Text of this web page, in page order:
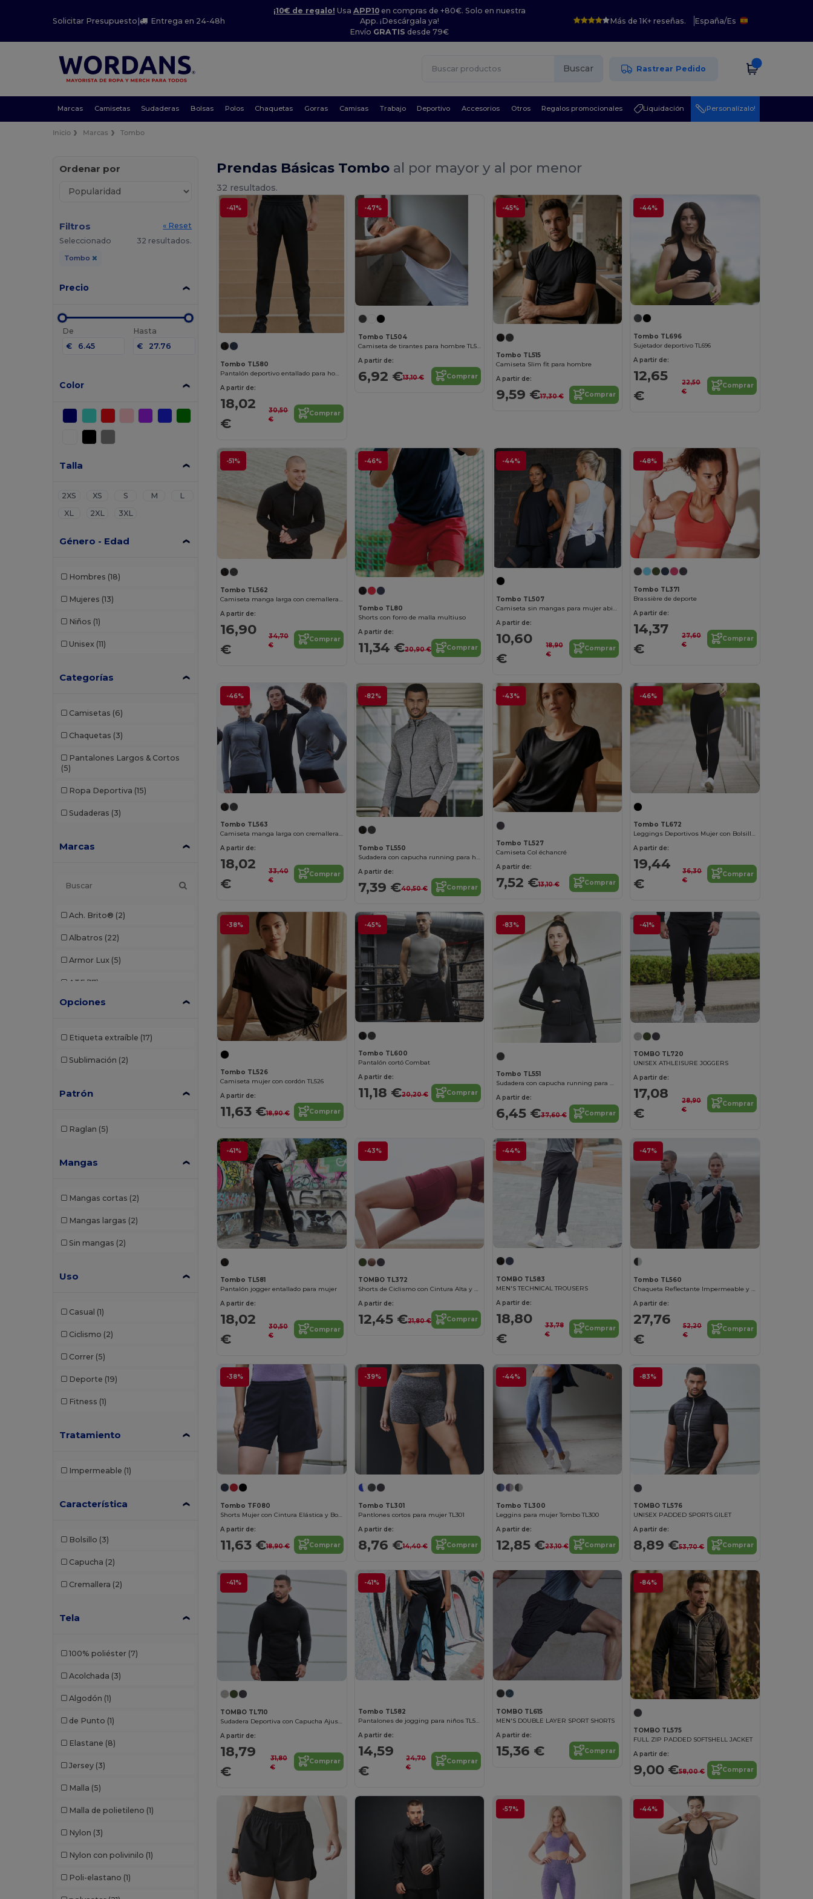
Solicitar Presupuesto | Entrega en 24-48h
¡10€ de regalo! Usa APP10en compras de +80€. Solo en nuestra
App. ¡Descárgala ya!
Envío GRATIS desde 79€
Más de 1K+ reseñas. España/Es
Buscar Rastrear Pedido
Marcas Camisetas Sudaderas Bolsas Polos Chaquetas Gorras Camisas Trabajo Deportivo Accesorios Otros Regalos promocionales Liquidación ¡Personalízalo!
Inicio Marcas Tombo
Ordenar por
Filtros
« Reset
Seleccionado
32 resultados.
Tombo
Precio
De
€
Hasta
€
Color
Talla
2XS XS S M
L
XL
2XL 3XL
Género - Edad
Hombres (18)
Mujeres (13)
Niños (1)
Unisex (11)
Categorías
Camisetas (6)
Chaquetas (3)
Pantalones Largos & Cortos
(5)
Ropa Deportiva (15)
Sudaderas (3)
Marcas
Ach. Brito® (2)
Albatros (22)
Armor Lux (5)
ATF (17)
Atlantis (102)
AWDis So Denim
B&C Pro
Bata Industrials
Bella+Canvas
Black&Match
(8)
Brook Taverner
Build Your Brand
Carhartt (12)
CG International
Cherokee (4)
Chipolo (2)
Crocs (3)
Dickies (8)
Dickies Medical
Digital Transfer
Ecologie (8)
Egotier (1257)
EgotierPro
Ekston (10)
Elevate (25)
Elevate Essentials (34)
Elevate Life (51)
Opciones
Etiqueta extraíble (17)
Sublimación (2)
Patrón
Raglan (5)
Mangas
Mangas cortas (2)
Mangas largas (2)
Sin mangas (2)
Uso
Casual (1)
Ciclismo (2)
Correr (5)
Deporte (19)
Fitness (1)
Tratamiento
Impermeable (1)
Característica
Bolsillo (3)
Capucha (2)
Cremallera (2)
Tela
100% poliéster (7)
Acolchada (3)
Algodón (1)
de Punto (1)
Elastane (8)
Jersey (3)
Malla (5)
Malla de polietileno (1)
Nylon (3)
Nylon con polivinilo (1)
Poli-elastano (1)
Prendas Básicas Tombo al por mayor y al por menor
32 resultados.
-41%
Tombo TL580
A partir de:
18,02
€
30,50
€
Comprar
-47%
Tombo TL504
Camiseta de tirantes para hombre TL504
A partir de:
6,92 €13,10 € Comprar
-45%
Tombo TL515
Camiseta Slim fit para hombre
A partir de:
9,59 €17,30 € Comprar
-44%
Tombo TL696
Sujetador deportivo TL696
A partir de:
12,65
€
22,50
€
Comprar
-51%
Tombo TL562
Camiseta manga larga con cremallera ¼
A partir de:
16,90
€
34,70
€
Comprar
-46%
Tombo TL80
Shorts con forro de malla multiuso
A partir de:
11,34 €20,90 € Comprar
-44%
Tombo TL507
Camiseta sin mangas para mujer abierta por detrás TL507
A partir de:
10,60
€
18,90
€
Comprar
-48%
Tombo TL371
Brassière de deporte
A partir de:
14,37
€
27,60
€
Comprar
-46%
Tombo TL563
Camiseta manga larga con cremallera ¼ para mujer
A partir de:
18,02
€
33,40
€
Comprar
-82%
Tombo TL550
Sudadera con capucha running para hombre
A partir de:
7,39 €40,50 € Comprar
-43%
Tombo TL527
Camiseta Col échancré
A partir de:
7,52 €13,10 € Comprar
-46%
Tombo TL672
Leggings Deportivos Mujer con Bolsillo Interior
A partir de:
19,44
€
36,30
€
Comprar
-38%
Tombo TL526
Camiseta mujer con cordón TL526
A partir de:
11,63 €18,90 € Comprar
-45%
Tombo TL600
Pantalón cortó Combat
A partir de:
11,18 €20,20 € Comprar
-83%
Tombo TL551
Sudadera con capucha running para mujer
A partir de:
6,45 €37,60 € Comprar
-41%
TOMBO TL720
UNISEX ATHLEISURE JOGGERS
A partir de:
17,08
€
28,90
€
Comprar
-41%
Tombo TL581
Pantalón jogger entallado para mujer
A partir de:
18,02
€
30,50
€
Comprar
-43%
TOMBO TL372
Shorts de Ciclismo con Cintura Alta y Sin Costuras
A partir de:
12,45 €21,80 € Comprar
-44%
TOMBO TL583
MEN'S TECHNICAL TROUSERS
A partir de:
18,80
€
33,78
€
Comprar
-47%
Tombo TL560
Chaqueta Reflectante Impermeable y Transpirable
A partir de:
27,76
€
52,20
€
Comprar
-38%
Tombo TF080
Shorts Mujer con Cintura Elástica y Bolsillos
A partir de:
11,63 €18,90 € Comprar
-39%
Tombo TL301
Pantlones cortos para mujer TL301
A partir de:
8,76 €14,40 € Comprar
-44%
Tombo TL300
Leggins para mujer Tombo TL300
A partir de:
12,85 €23,10 € Comprar
-83%
TOMBO TL576
UNISEX PADDED SPORTS GILET
A partir de:
8,89 €53,70 € Comprar
-41%
TOMBO TL710
Sudadera Deportiva con Capucha Ajustada
A partir de:
18,79
€
31,80
€
Comprar
-41%
Tombo TL582
Pantalones de jogging para niños TL582
A partir de:
14,59
€
24,70
€
Comprar
TOMBO TL615
MEN'S DOUBLE LAYER SPORT SHORTS
A partir de:
15,36 € Comprar
-84%
TOMBO TL575
FULL ZIP PADDED SOFTSHELL JACKET
A partir de:
9,00 €58,00 € Comprar
-57% -44%